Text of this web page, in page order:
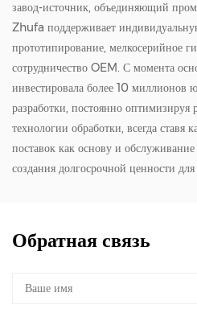
завод-источник, объединяющий
Zhufa поддерживает
прототипирование, мелкосерийное
сотрудничество OEM. С момента
инвестировала более 10 миллионов
разработки, постоянно оптимизируя
технологии обработки, всегда ставя
поставок как основу и
создания долгосрочной ценности
Обратная связь